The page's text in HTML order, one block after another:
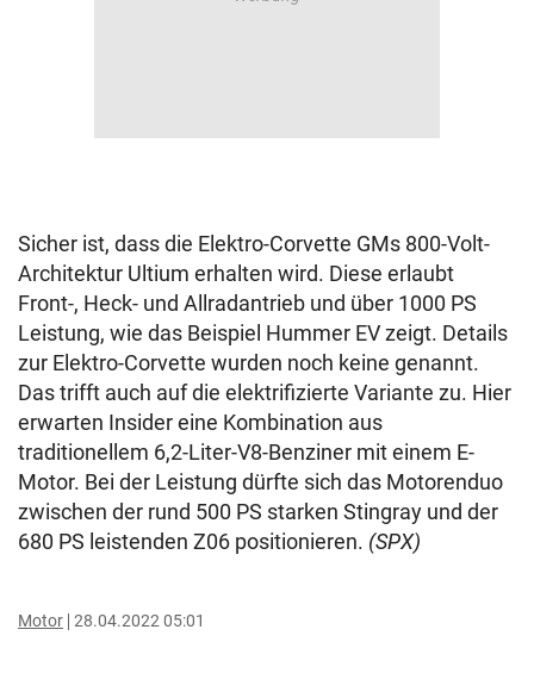
Sicher ist, dass die Elektro-Corvette GMs 800-Volt-
Architektur Ultium erhalten wird. Diese erlaubt
Front-, Heck- und Allradantrieb und über 1000 PS
Leistung, wie das Beispiel Hummer EV zeigt. Details
zur Elektro-Corvette wurden noch keine genannt.
Das trifft auch auf die elektrifizierte Variante zu. Hier
erwarten Insider eine Kombination aus
traditionellem 6,2-Liter-V8-Benziner mit einem E-
Motor. Bei der Leistung dürfte sich das Motorenduo
zwischen der rund 500 PS starken Stingray und der
680 PS leistenden Z06 positionieren. (SPX)
Motor 28.04.2022 05:01